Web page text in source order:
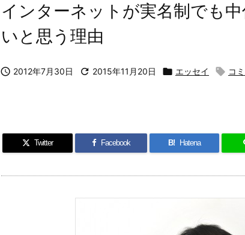
インターネットが実名制でも
いと思う理由
 2012年7月30日  2015年11月20日  エッセイ  コ
Twitter Facebook B! Hatena